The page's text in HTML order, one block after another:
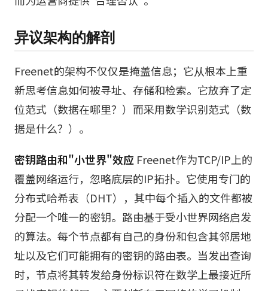
异议架构的解剖
Freenet的架构不仅仅是掩盖信息；它从根本上重
新思考信息如何被寻址、存储和检索。它放弃了定
位范式（数据在哪里？）而采用数学识别范式（数
据是什么？）。
密钥路由和"小世界"效应 Freenet作为TCP/IP上的
覆盖网络运行，忽略底层的IP拓扑。它使用专门的
分布式哈希表（DHT），其中每个插入的文件都被
分配一个唯一的密钥。路由基于受小世界网络启发
的算法。每个节点都有自己的身份和包含其邻居地
址以及它们可能拥有的密钥的路由表。当发出查询
时，节点将其转发给身份标识符在数学上最接近所